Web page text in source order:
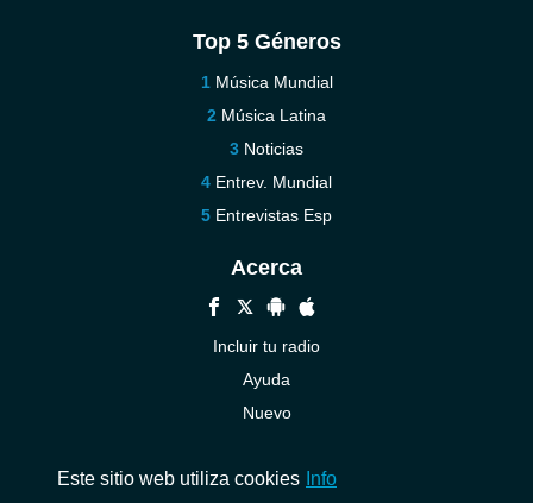
Top 5 Géneros
Música Mundial
Música Latina
Noticias
Entrev. Mundial
Entrevistas Esp
Acerca
Incluir tu radio
Ayuda
Nuevo
Este sitio web utiliza cookies Info